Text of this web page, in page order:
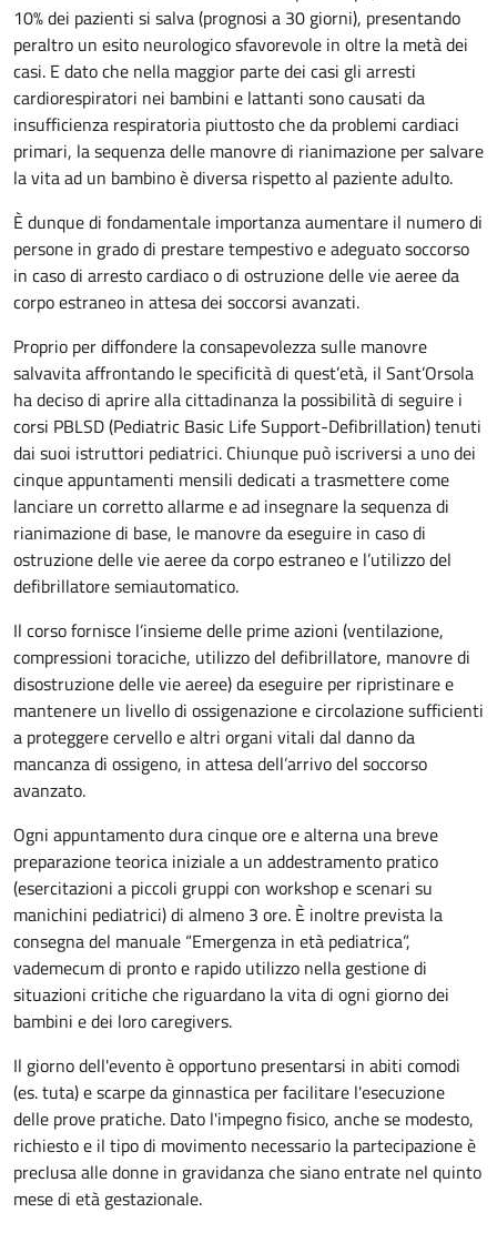
10% dei pazienti si salva (prognosi a 30 giorni), presentando
peraltro un esito neurologico sfavorevole in oltre la metà dei
casi. E dato che nella maggior parte dei casi gli arresti
cardiorespiratori nei bambini e lattanti sono causati da
insufficienza respiratoria piuttosto che da problemi cardiaci
primari, la sequenza delle manovre di rianimazione per salvare
la vita ad un bambino è diversa rispetto al paziente adulto.
È dunque di fondamentale importanza aumentare il numero di
persone in grado di prestare tempestivo e adeguato soccorso
in caso di arresto cardiaco o di ostruzione delle vie aeree da
corpo estraneo in attesa dei soccorsi avanzati.
Proprio per diffondere la consapevolezza sulle manovre
salvavita affrontando le specificità di quest’età, il Sant’Orsola
ha deciso di aprire alla cittadinanza la possibilità di seguire i
corsi PBLSD (Pediatric Basic Life Support-Defibrillation) tenuti
dai suoi istruttori pediatrici. Chiunque può iscriversi a uno dei
cinque appuntamenti mensili dedicati a trasmettere come
lanciare un corretto allarme e ad insegnare la sequenza di
rianimazione di base, le manovre da eseguire in caso di
ostruzione delle vie aeree da corpo estraneo e l’utilizzo del
defibrillatore semiautomatico.
Il corso fornisce l’insieme delle prime azioni (ventilazione,
compressioni toraciche, utilizzo del defibrillatore, manovre di
disostruzione delle vie aeree) da eseguire per ripristinare e
mantenere un livello di ossigenazione e circolazione sufficienti
a proteggere cervello e altri organi vitali dal danno da
mancanza di ossigeno, in attesa dell’arrivo del soccorso
avanzato.
Ogni appuntamento dura cinque ore e alterna una breve
preparazione teorica iniziale a un addestramento pratico
(esercitazioni a piccoli gruppi con workshop e scenari su
manichini pediatrici) di almeno 3 ore. È inoltre prevista la
consegna del manuale “Emergenza in età pediatrica”,
vademecum di pronto e rapido utilizzo nella gestione di
situazioni critiche che riguardano la vita di ogni giorno dei
bambini e dei loro caregivers.
Il giorno dell'evento è opportuno presentarsi in abiti comodi
(es. tuta) e scarpe da ginnastica per facilitare l'esecuzione
delle prove pratiche. Dato l'impegno fisico, anche se modesto,
richiesto e il tipo di movimento necessario la partecipazione è
preclusa alle donne in gravidanza che siano entrate nel quinto
mese di età gestazionale.